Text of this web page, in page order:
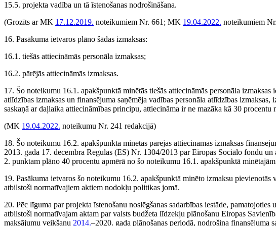
15.5. projekta vadība un tā īstenošanas nodrošināšana.
(Grozīts ar MK 17.12.2019. noteikumiem Nr. 661; MK 19.04.2022. noteikumiem
16. Pasākuma ietvaros plāno šādas izmaksas:
16.1. tiešās attiecināmās personāla izmaksas;
16.2. pārējās attiecināmās izmaksas.
17. Šo noteikumu 16.1. apakšpunktā minētās tiešās attiecināmās personāla
atlīdzības izmaksas un finansējuma saņēmēja vadības personāla atlīdzības
saskaņā ar daļlaika attiecināmības principu, attiecināma ir ne mazāka kā 30 procentu
(MK 19.04.2022. noteikumu Nr. 241 redakcijā)
18. Šo noteikumu 16.2. apakšpunktā minētās pārējās attiecināmās izmaksas
2013. gada 17. decembra Regulas (ES) Nr. 1304/2013 par Eiropas Sociālo fondu
2. punktam plāno 40 procentu apmērā no šo noteikumu 16.1. apakšpunktā
19. Pasākuma ietvaros šo noteikumu 16.2. apakšpunktā minēto izmaksu pievienotās
atbilstoši normatīvajiem aktiem nodokļu politikas jomā.
20. Pēc līguma par projekta īstenošanu noslēgšanas sadarbības iestāde,
atbilstoši normatīvajam aktam par valsts budžeta līdzekļu plānošanu Eiropas
maksājumu veikšanu 2014.–2020. gada plānošanas periodā, nodrošina finansējuma